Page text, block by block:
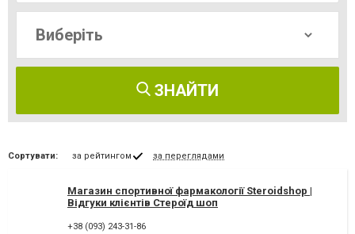
ЗНАЙТИ
Сортувати: за рейтингом за переглядами
Магазин спортивної фармакології Steroidshop |
Відгуки клієнтів Стероїд шоп
+38 (093) 243-31-86